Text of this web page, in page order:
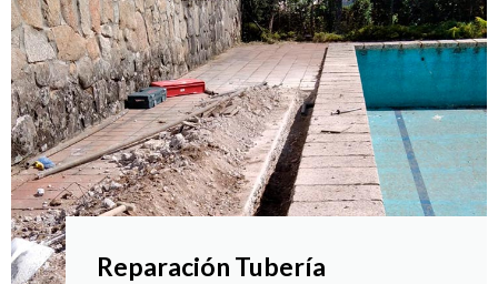
Reparación Tubería